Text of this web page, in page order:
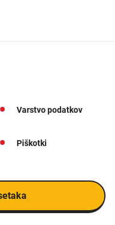
Varstvo podatkov
Piškotki